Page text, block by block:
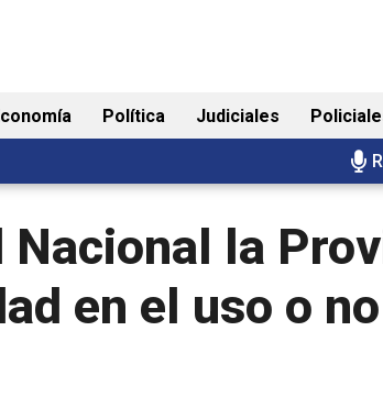
Política Judiciales
Nacional la
en el uso o